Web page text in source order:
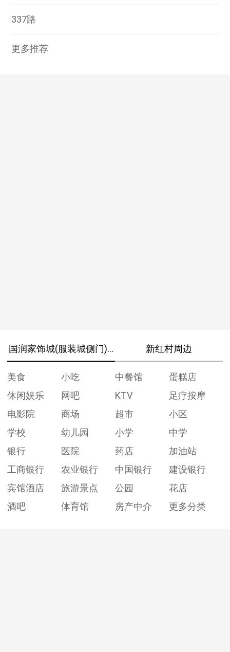
337路
更多推荐
国润家饰城(服装城侧门)周边 新红村周边
美食 小吃 中餐馆
蛋糕店
休闲娱乐
网吧 KTV
足疗按摩
电影院
商场 超市
小区
学校
幼儿园 小学
中学
银行
医院 药店
加油站
工商银行
农业银行 中国银行
建设银行
宾馆酒店
旅游景点 公园
花店
酒吧
体育馆 房产中介 更多分类